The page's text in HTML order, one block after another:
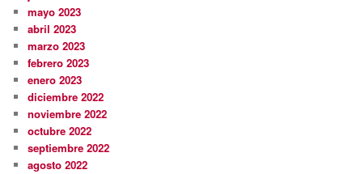
mayo 2023
abril 2023
marzo 2023
febrero 2023
enero 2023
diciembre 2022
noviembre 2022
octubre 2022
septiembre 2022
agosto 2022